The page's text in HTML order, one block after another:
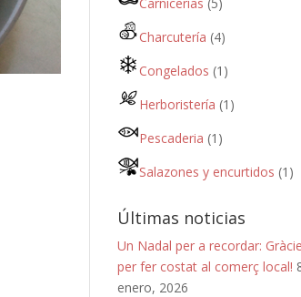
Charcutería (4)
Congelados (1)
Herboristería (1)
Pescaderia (1)
Salazones y encurtidos (1)
Últimas noticias
Un Nadal per a recordar:
per fer costat al comerç local!
enero, 2026